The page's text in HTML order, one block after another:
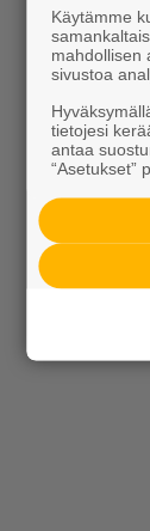
Käytämme
mahdollisen
sivustoa
tietojesi
antaa
“Asetukset”